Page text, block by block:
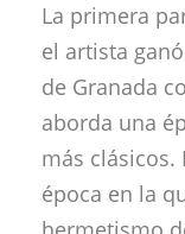
La primera
el artista
de Granada
aborda una
más clásicos.
época en la